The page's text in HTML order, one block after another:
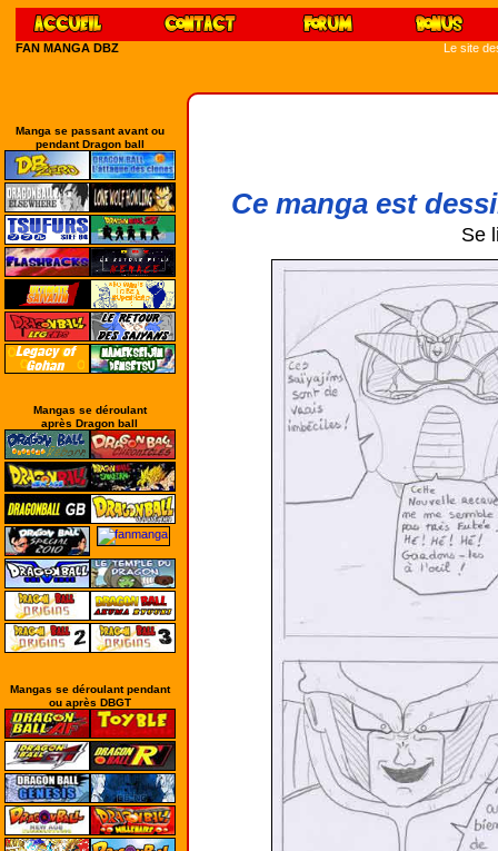
FAN MANGA DBZ Le site
Manga se passant avant ou
pendant Dragon ball
Mangas se déroulant
après Dragon ball
Mangas se déroulant pendant
ou après DBGT
Ce manga est
Se